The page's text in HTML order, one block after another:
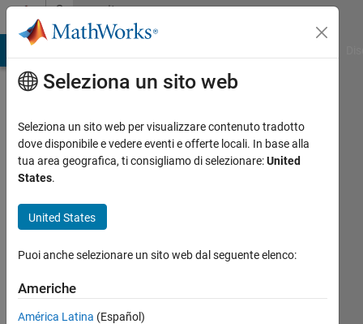
Vai al contenutoCommunity
Profile
Attilio
Meucci
Attivo
Seleziona un sito web
Seleziona un sito web per visualizzare contenuto tradotto
dove disponibile e vedere eventi e offerte locali. In base alla
tua area geografica, ti consigliamo di selezionare:United
States.
United States
Puoi anche selezionare un sito web dal seguente elenco:
Americhe
América Latina (Español)